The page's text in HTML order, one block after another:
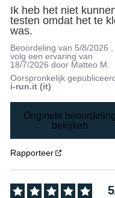
Ik heb het niet
testen omdat het te
was.
Beoordeling van 5/8/2026
volg een ervaring van
18/7/2026 door Matteo M.
Oorspronkelijk
i-run.it (it)
Originele
bekijken
Rapporteer
5